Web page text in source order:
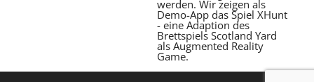
werden. Wir zeigen als
Demo-App das Spiel XHunt
- eine Adaption des
Brettspiels Scotland Yard
als Augmented Reality
Game.